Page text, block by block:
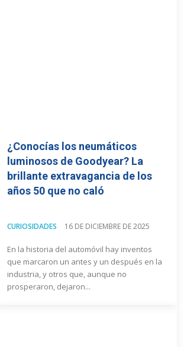
¿Conocías los neumáticos
luminosos de Goodyear? La
brillante extravagancia de los
años 50 que no caló
CURIOSIDADES 16 DE DICIEMBRE DE 2025
En la historia del automóvil hay inventos
que marcaron un antes y un después en la
industria, y otros que, aunque no
prosperaron, dejaron...